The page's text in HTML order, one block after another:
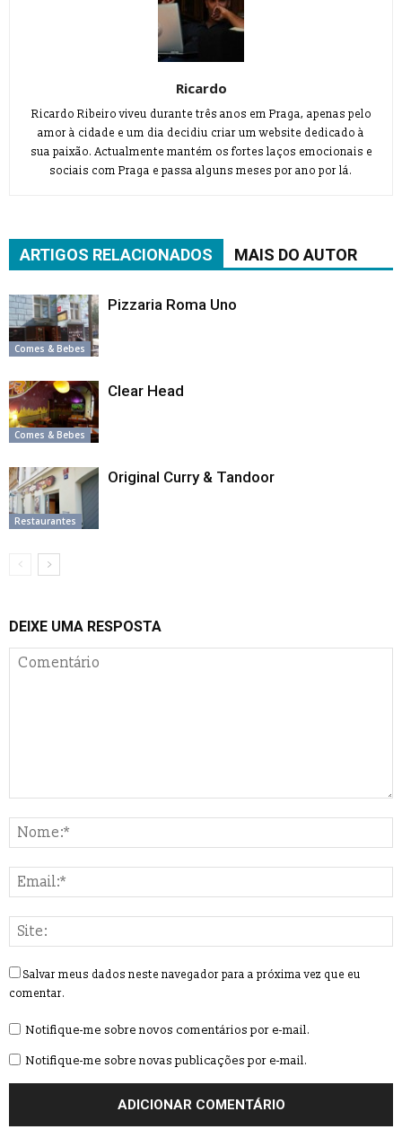
Ricardo
Ricardo Ribeiro viveu durante três anos em Praga, apenas pelo
amor à cidade e um dia decidiu criar um website dedicado à
sua paixão. Actualmente mantém os fortes laços emocionais e
sociais com Praga e passa alguns meses por ano por lá.
ARTIGOS RELACIONADOS MAIS DO AUTOR
Comes & Bebes
Pizzaria Roma Uno
Comes & Bebes
Clear Head
Restaurantes
Original Curry & Tandoor
DEIXE UMA RESPOSTA
Salvar meus dados neste navegador para a próxima vez que eu
comentar.
Notifique-me sobre novos comentários por e-mail.
Notifique-me sobre novas publicações por e-mail.